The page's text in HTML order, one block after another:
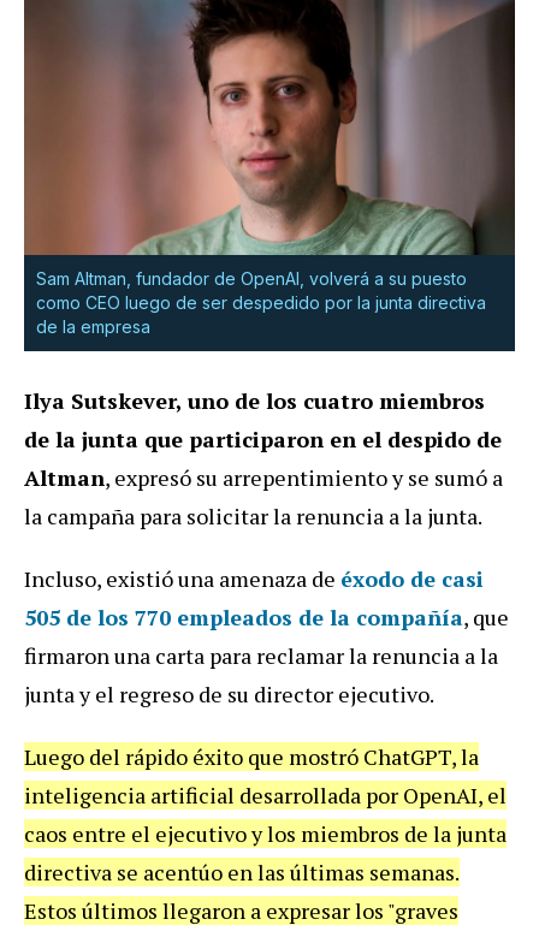
Sam Altman, fundador de OpenAI, volverá a su puesto
como CEO luego de ser despedido por la junta directiva
de la empresa
Ilya Sutskever, uno de los cuatro miembros
de la junta que participaron en el despido de
Altman, expresó su arrepentimiento y se sumó a
la campaña para solicitar la renuncia a la junta.
Incluso, existió una amenaza de éxodo de casi
505 de los 770 empleados de la compañía, que
firmaron una carta para reclamar la renuncia a la
junta y el regreso de su director ejecutivo.
Luego del rápido éxito que mostró ChatGPT, la
inteligencia artificial desarrollada por OpenAI, el
caos entre el ejecutivo y los miembros de la junta
directiva se acentúo en las últimas semanas.
Estos últimos llegaron a expresar los "graves